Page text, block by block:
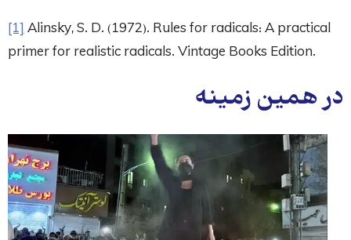
[1]Alinsky, S. D. (1972). Rules for radicals: A practical
primer for realistic radicals. Vintage ‌Books Edition.
در همین زمینه